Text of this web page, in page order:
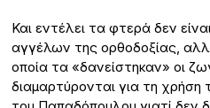
Και εντέλει τα φτερά δεν
αγγέλων της ορθοδοξίας,
οποία τα «δανείστηκαν» οι
διαμαρτύρονται για τη